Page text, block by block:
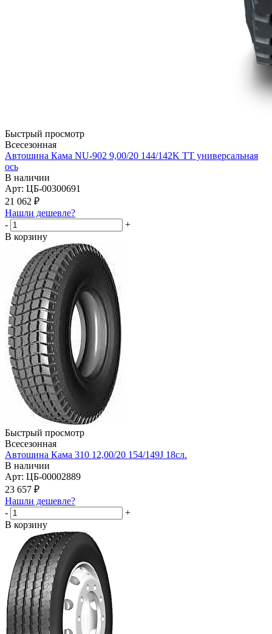
Быстрый просмотр
Всесезонная
Автошина Кама NU-902 9,00/20 144/142K TT универсальная
ось
В наличии
Арт: ЦБ-00300691
21 062 ₽
Нашли дешевле?
-
+
В корзину
Быстрый просмотр
Всесезонная
Автошина Кама 310 12,00/20 154/149J 18сл.
В наличии
Арт: ЦБ-00002889
23 657 ₽
Нашли дешевле?
-
+
В корзину